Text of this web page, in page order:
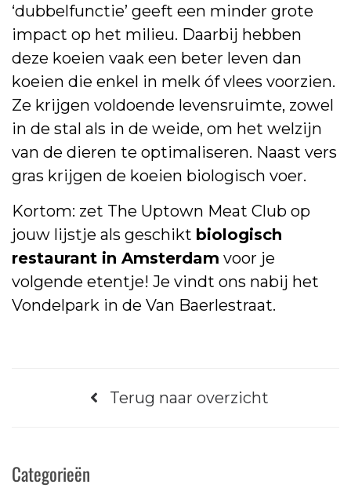
‘dubbelfunctie’ geeft een minder grote
impact op het milieu. Daarbij hebben
deze koeien vaak een beter leven dan
koeien die enkel in melk óf vlees voorzien.
Ze krijgen voldoende levensruimte, zowel
in de stal als in de weide, om het welzijn
van de dieren te optimaliseren. Naast vers
gras krijgen de koeien biologisch voer.
Kortom: zet The Uptown Meat Club op
jouw lijstje als geschikt biologisch
restaurant in Amsterdam voor je
volgende etentje! Je vindt ons nabij het
Vondelpark in de Van Baerlestraat.
Terug naar overzicht
Categorieën